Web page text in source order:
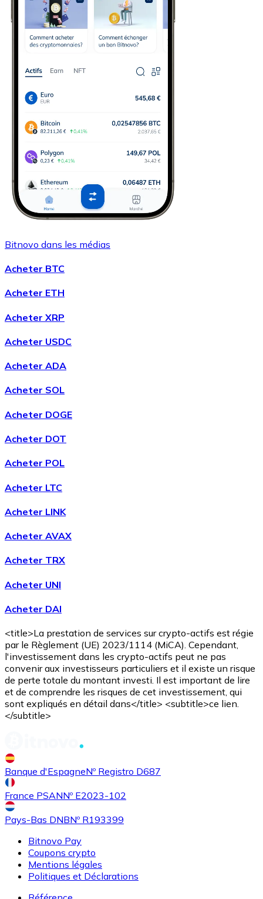
Bitnovo dans les médias
Acheter BTC
Acheter ETH
Acheter XRP
Acheter USDC
Acheter ADA
Acheter SOL
Acheter DOGE
Acheter DOT
Acheter POL
Acheter LTC
Acheter LINK
Acheter AVAX
Acheter TRX
Acheter UNI
Acheter DAI
<title>La prestation de services sur crypto-actifs est régie
par le Règlement (UE) 2023/1114 (MiCA). Cependant,
l'investissement dans les crypto-actifs peut ne pas
convenir aux investisseurs particuliers et il existe un risque
de perte totale du montant investi. Il est important de lire
et de comprendre les risques de cet investissement, qui
sont expliqués en détail dans</title> <subtitle>ce lien.
</subtitle>
Banque d'EspagneNº Registro D687
France PSANNº E2023-102
Pays-Bas DNBNº R193399
Bitnovo Pay
Coupons crypto
Mentions légales
Politiques et Déclarations